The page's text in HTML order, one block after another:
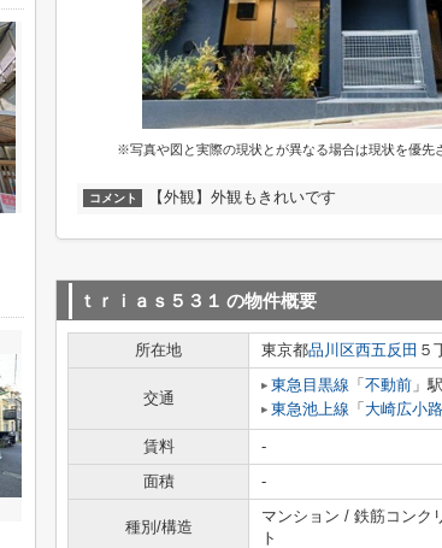
※写真や図と実際の現状とが異なる場合は現状を優先
コメント 【外観】外観もきれいです
ｔｒｉａｓ５３１ の物件概要
所在地 東京都品川区西五反田 ５
交通
東急目黒線 「 不動前 」
東急池上線 「 大崎広小路
賃料 -
面積
-
種別/構造
マンション / 鉄筋コンク
ト